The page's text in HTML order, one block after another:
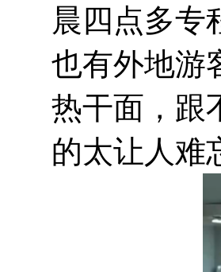
晨四点多专
也有外地游
热干面，跟
的太让人难